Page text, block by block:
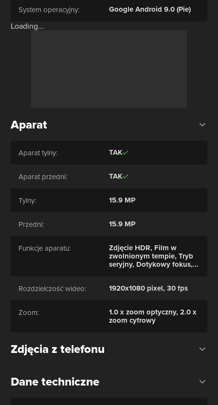
System operacyjny:
Google Android 9.0 (Pie)
Loading...
Aparat
Aparat tylny: TAK
Aparat przedni: TAK
Tylny: 15.9 MP
Przedni: 15.9 MP
Funkcje aparatu: Zdjęcie HDR, Film w
zwolnionym tempie, Tryb
seryjny, Dotykowy fokus,
Wykrywanie twarzy, Tagi
Rozdzielczość wideo: 1920x1080 pixel, 30 fps
Zoom: 1.0 x zoom optyczny, 2.0 x
zoom cyfrowy
Zdjęcia z telefonu
Dane techniczne